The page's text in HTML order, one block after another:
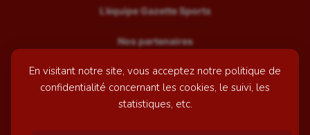
En visitant notre site, vous acceptez notre politique de
confidentialité concernant les cookies, le suivi, les
statistiques, etc.
L’équipe Gazette Sports
Nos partenaires
Recrutement
Mentions légales